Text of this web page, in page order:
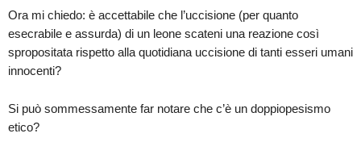
Ora mi chiedo: è accettabile che l’uccisione (per quanto
esecrabile e assurda) di un leone scateni una reazione così
spropositata rispetto alla quotidiana uccisione di tanti esseri umani
innocenti?
Si può sommessamente far notare che c’è un doppiopesismo
etico?